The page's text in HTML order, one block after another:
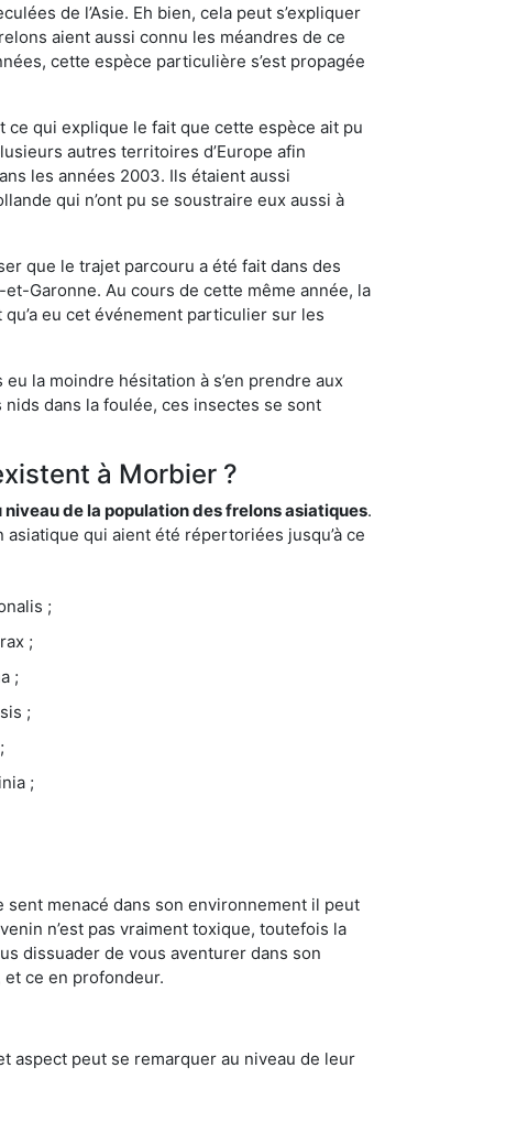
de l’Asie. Eh bien, cela peut s’expliquer
aient aussi connu les méandres de ce
cette espèce particulière s’est propagée
ce qui explique le fait que cette espèce ait pu
autres territoires d’Europe afin
les années 2003. Ils étaient aussi
qui n’ont pu se soustraire eux aussi à
que le trajet parcouru a été fait dans des
Garonne. Au cours de cette même année, la
eu cet événement particulier sur les
la moindre hésitation à s’en prendre aux
dans la foulée, ces insectes se sont
à Morbier ?
de la population des frelons asiatiques.
qui aient été répertoriées jusqu’à ce
;
;
;
;
;
menacé dans son environnement il peut
n’est pas vraiment toxique, toutefois la
dissuader de vous aventurer dans son
ce en profondeur.
aspect peut se remarquer au niveau de leur